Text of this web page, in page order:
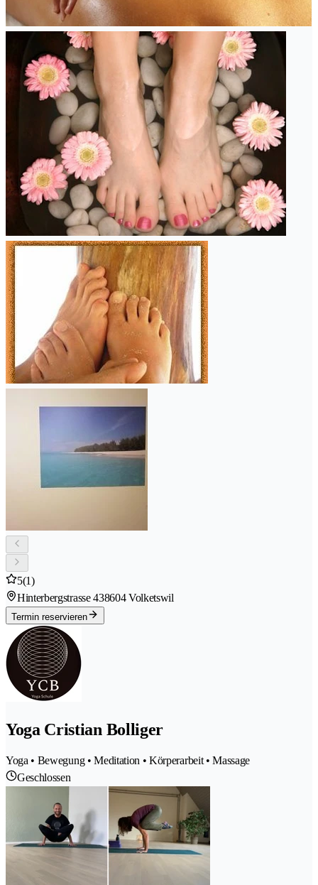
5(1)
Hinterbergstrasse 438604 Volketswil
Termin reservieren
Yoga Cristian Bolliger
Yoga • Bewegung • Meditation • Körperarbeit • Massage
Geschlossen